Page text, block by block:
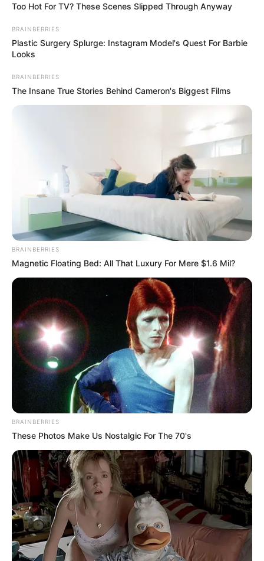
Too Hot For TV? These Scenes Slipped Through Anyway
BRAINBERRIES
Plastic Surgery Splurge: Instagram Model's Quest For Barbie
Looks
BRAINBERRIES
The Insane True Stories Behind Cameron's Biggest Films
BRAINBERRIES
Magnetic Floating Bed: All That Luxury For Mere $1.6 Mil?
BRAINBERRIES
These Photos Make Us Nostalgic For The 70's